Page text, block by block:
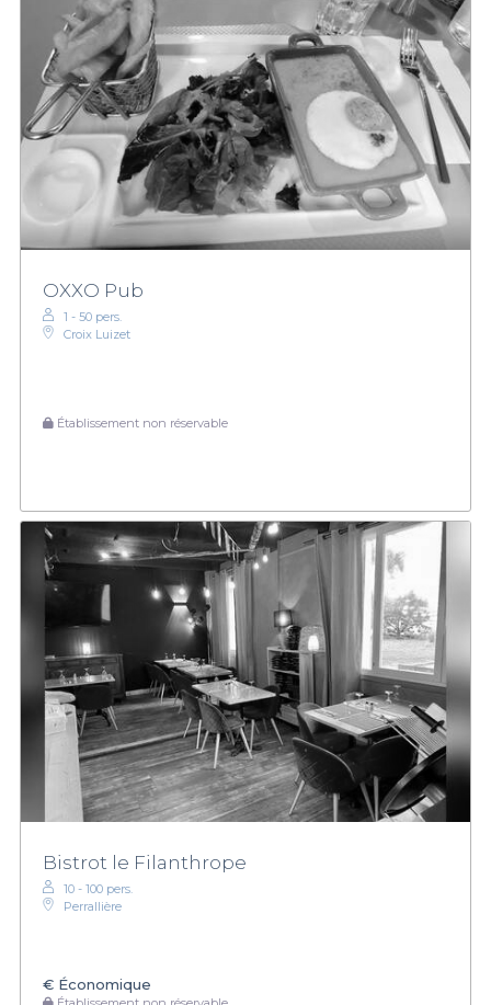
OXXO Pub
1 - 50 pers.
Croix Luizet
Établissement non réservable
Bistrot le Filanthrope
10 - 100 pers.
Perrallière
€ Économique